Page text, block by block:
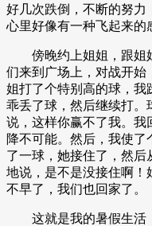
好几次跌倒，不断的努力
心里好像有一种飞起来的
傍晚约上姐姐，跟姐
们来到广场上，对战开始
姐打了个特别高的球，我
乖丢了球，然后继续打。
说，这样你赢不了我。我
降不可能。然后，我使
了一球，她接住了，然后
地说，是不是没接住啊！
不早了，我们也回家了。
这就是我的暑假生活